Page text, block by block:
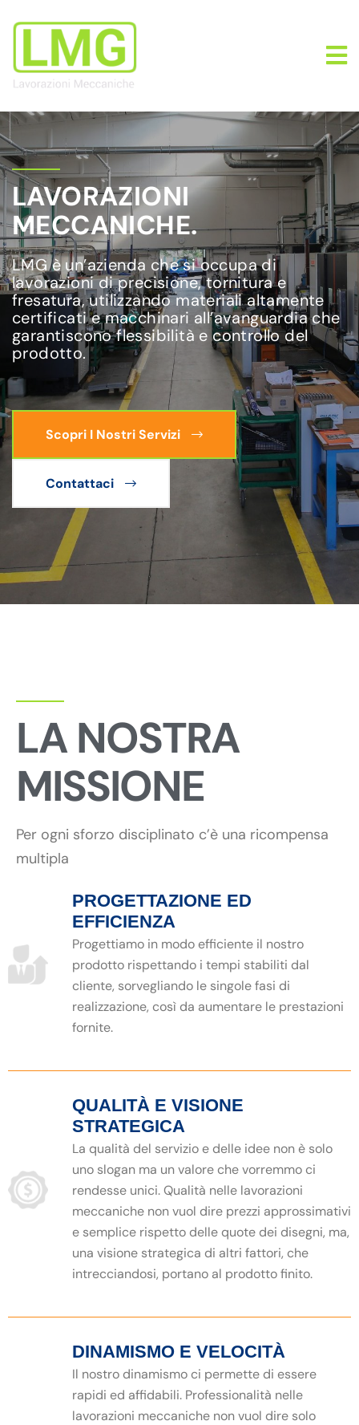
LAVORAZIONI
MECCANICHE.
LMG è un’azienda che si occupa di
lavorazioni di precisione, tornitura e
fresatura, utilizzando materiali altamente
certificati e macchinari all’avanguardia che
garantiscono flessibilità e controllo del
prodotto.
Scopri I Nostri Servizi
Contattaci
LA NOSTRA
MISSIONE
Per ogni sforzo disciplinato c’è una ricompensa
multipla
PROGETTAZIONE ED
EFFICIENZA
Progettiamo in modo efficiente il nostro
prodotto rispettando i tempi stabiliti dal
cliente, sorvegliando le singole fasi di
realizzazione, così da aumentare le prestazioni
fornite.
QUALITÀ E VISIONE
STRATEGICA
La qualità del servizio e delle idee non è solo
uno slogan ma un valore che vorremmo ci
rendesse unici. Qualità nelle lavorazioni
meccaniche non vuol dire prezzi approssimativi
e semplice rispetto delle quote dei disegni, ma,
una visione strategica di altri fattori, che
intrecciandosi, portano al prodotto finito.
DINAMISMO E VELOCITÀ
Il nostro dinamismo ci permette di essere
rapidi ed affidabili. Professionalità nelle
lavorazioni meccaniche non vuol dire solo